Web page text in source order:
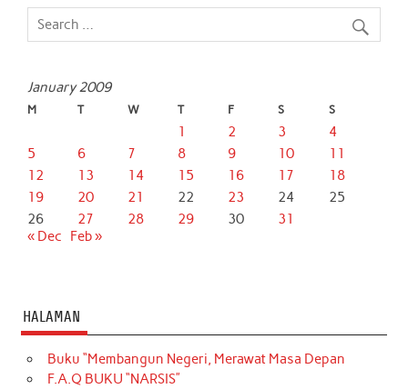
January 2009
M T W T F S S
1 2 3
4
5
6 7 8 9 10
11
12
13 14 15 16 17
18
19
20 21 22 23 24
25
26
27 28 29 30
31
« Dec
Feb »
HALAMAN
Buku “Membangun Negeri, Merawat Masa Depan
F.A.Q BUKU “NARSIS”